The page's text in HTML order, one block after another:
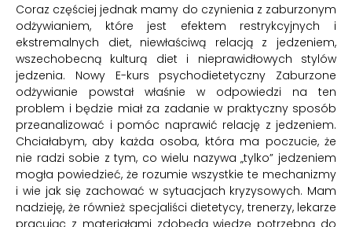
Coraz częściej jednak mamy do czynienia z zaburzonym
odżywianiem, które jest efektem restrykcyjnych i
ekstremalnych diet, niewłaściwą relacją z jedzeniem,
wszechobecną kulturą diet i nieprawidłowych stylów
jedzenia. Nowy E-kurs psychodietetyczny Zaburzone
odżywianie powstał właśnie w odpowiedzi na ten
problem i będzie miał za zadanie w praktyczny sposób
przeanalizować i pomóc naprawić relację z jedzeniem.
Chciałabym, aby każda osoba, która ma poczucie, że
nie radzi sobie z tym, co wielu nazywa „tylko” jedzeniem
mogła powiedzieć, że rozumie wszystkie te mechanizmy
i wie jak się zachować w sytuacjach kryzysowych. Mam
nadzieję, że również specjaliści dietetycy, trenerzy, lekarze
pracując z materiałami zdobędą wiedzę potrzebną do